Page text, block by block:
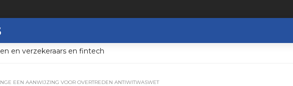
en verzekeraars en fintech
EEN AANWIJZING VOOR OVERTREDEN ANTIWITWASWET